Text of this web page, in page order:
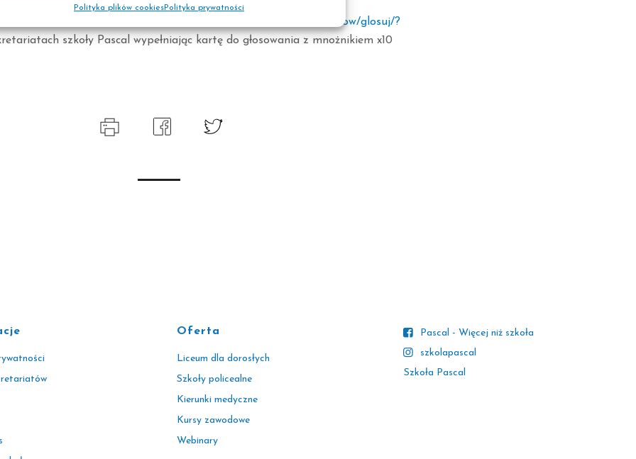
Polityka plików cookiesPolityka prywatności
https://pascal.edu.pl/talentshow/glosuj/?
szkoły Pascal wypełniając kartę do głosowania z mnożnikiem x10
Oferta
Liceum dla dorosłych
Szkoły policealne
Kierunki medyczne
Kursy zawodowe
Webinary
Pascal - Więcej niż szkoła
szkolapascal
Szkoła Pascal